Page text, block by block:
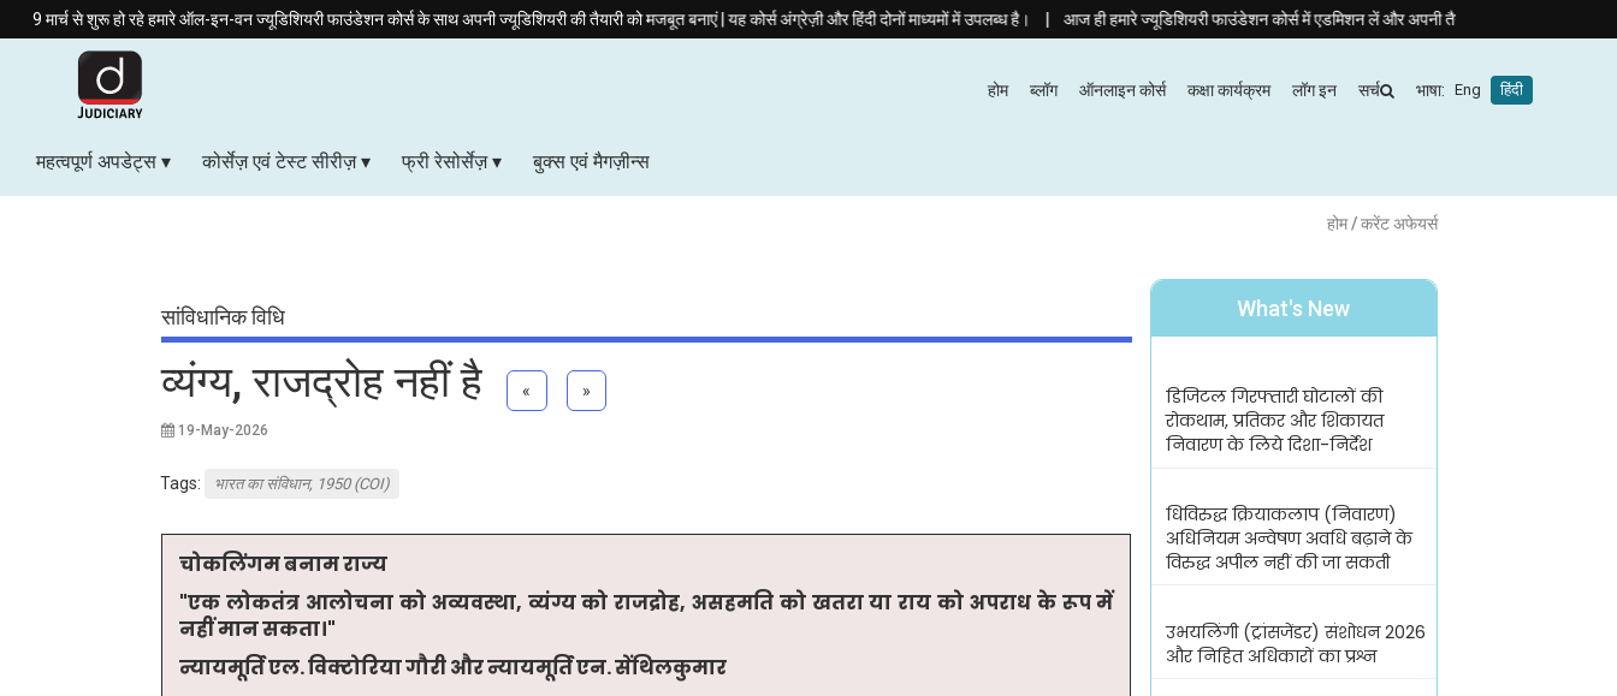
हो रहे हमारे ऑल-इन-वन ज्यूडिशियरी फाउंडेशन कोर्स के साथ अपनी ज्यूडिशियरी की तैयारी को मजबूत बनाएं | यह कोर्स अंग्रेज़ी और हिंदी दोनों माध्यमों में उपलब्ध है।|आज ही हमारे ज्यूडिशियरी फाउंडेशन कोर्स में एडमिशन लें और अपनी तैयारी को और बेहतर बनाएँ | हिंदी माध्यम बैच: 9
होम ब्लॉग ऑनलाइन कोर्स कक्षा कार्यक्रम लॉग इन सर्च भाषा: Eng हिंदी
महत्वपूर्ण अपडेट्स कोर्सेज़ एवं टेस्ट सीरीज़ फ्री रेसोर्सेज़ बुक्स एवं मैगज़ीन्स
होम/ करेंट अफेयर्स
सांविधानिक विधि
व्यंग्य, राजद्रोह नहीं है « »
19-May-2026
Tags: भारत का संविधान, 1950 (COI)
चोकलिंगम बनाम राज्य
"एक लोकतंत्र आलोचना को अव्यवस्था, व्यंग्य को राजद्रोह, असहमति को खतरा या राय को अपराध के रूप में
नहीं मान सकता।"
न्यायमूर्ति एल.विक्टोरिया गौरी और न्यायमूर्ति एन.सेंथिलकुमार
What's New
डिजिटल गिरफ्तारी घोटालों की
रोकथाम, प्रतिकर और शिकायत
निवारण के लिये दिशा-निर्देश
धिविरुद्ध क्रियाकलाप (निवारण)
अधिनियम अन्वेषण अवधि बढ़ाने के
विरुद्ध अपील नहीं की जा सकती
उभयलिंगी (ट्रांसजेंडर) संशोधन 2026
और निहित अधिकारों का प्रश्न